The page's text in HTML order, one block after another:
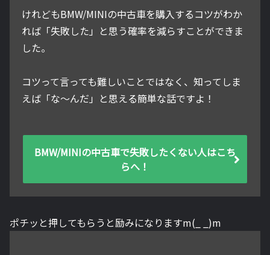
けれどもBMW/MINIの中古車を購入するコツがわか
れば「失敗した」と思う確率を減らすことができま
した。
コツって言っても難しいことではなく、知ってしま
えば「な～んだ」と思える簡単な話ですよ！
BMW/MINIの中古車で失敗したくない人はこち
らへ！
ポチッと押してもらうと励みになりますm(_ _)m